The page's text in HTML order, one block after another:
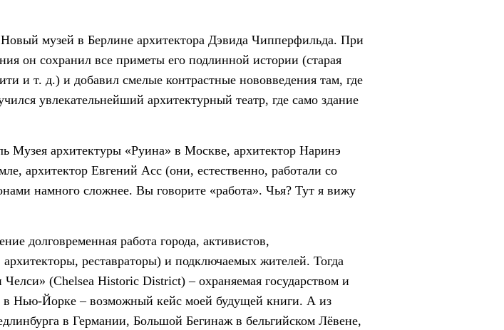
музей в Берлине архитектора Дэвида Чипперфильда. При
он сохранил все приметы его подлинной истории (старая
и т. д.) и добавил смелые контрастные нововведения там, где
увлекательнейший архитектурный театр, где само здание
Музея архитектуры «Руина» в Москве, архитектор Наринэ
архитектор Евгений Асс (они, естественно, работали со
намного сложнее. Вы говорите «работа». Чья? Тут я вижу
долговременная работа города, активистов,
реставраторы) и подключаемых жителей. Тогда
(Chelsea Historic District) – охраняемая государством и
в Нью-Йорке – возможный кейс моей будущей книги. А из
в Германии, Большой Бегинаж в бельгийском Лёвене,